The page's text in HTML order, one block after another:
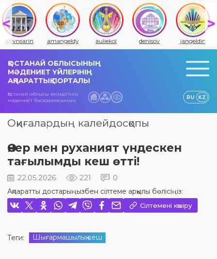
amangeldy auliekol denisov jangeldin jitiqara
ҚОСТАНАЙ ОБЛЫСЫНЫҢ
МӘДЕНИЕТ ҮЙЛЕРІНІҢ
АҚПАРАТТЫҚ ПОРТАЛЫ
Қостанай облысы әкімдігінің
мәдениет басқармасының
RU KZ
Оқиғалардың калейдосқопы
Өнер мен руханият үндескен
тағылымды кеш өтті!
22.05.2026 221 0
Ақпаратты достарыңызбен сілтеме арқылы бөлісіңіз:
Сілтемені көшіру
Теги: Шығармашылық кеш